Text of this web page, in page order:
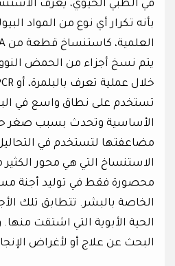
في الطبي الحيوي، يُعرّف
بأنه تكرار أي نوع من المواد
يتم نسخ أجزاء من الحمض
تستخدم على نطاق واسع في
الأساسية وتحدث بسبب صغر
مضاعفتها لتستخدم في
الاستنساخ التي هي محور الكثير
محصورة فقط في توليد أجنة
الخاصة بالبشر. تتطابق تلك
الحية الأبوية التي اشتقت
البحث عن علاج أو لأغراض